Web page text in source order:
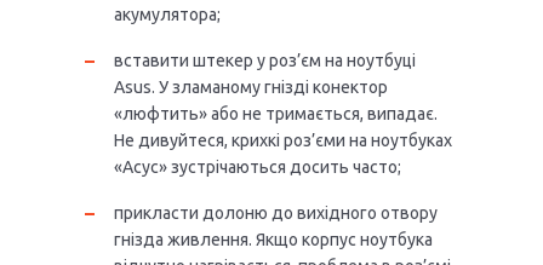
акумулятора;
вставити штекер у роз’єм на ноутбуці
Asus. У зламаному гнізді конектор
«люфтить» або не тримається, випадає.
Не дивуйтеся, крихкі роз’єми на ноутбуках
«Асус» зустрічаються досить часто;
прикласти долоню до вихідного отвору
гнізда живлення. Якщо корпус ноутбука